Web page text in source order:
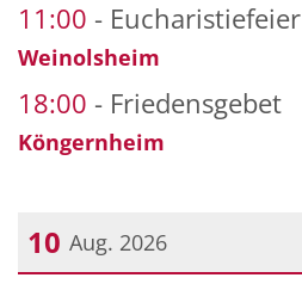
11:00 Eucharistiefeier
Weinolsheim
18:00 Friedensgebet
Köngernheim
10 Aug. 2026